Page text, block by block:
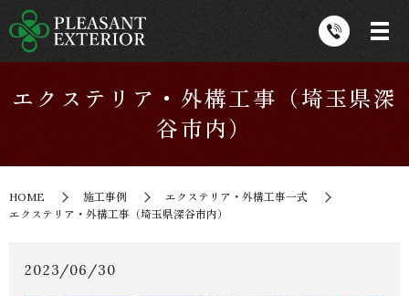
エクステリア・外構工事（埼玉県深
谷市内）
HOME 施工事例
エクステリア・外構工事一式
エクステリア・外構工事（埼玉県深谷市内）
2023/06/30